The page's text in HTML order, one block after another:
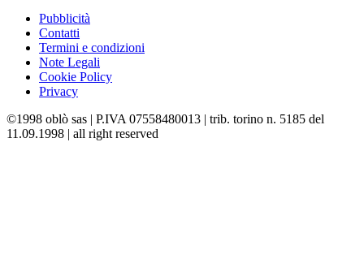
Pubblicità
Contatti
Termini e condizioni
Note Legali
Cookie Policy
Privacy
©1998 oblò sas | P.IVA 07558480013 | trib. torino n. 5185 del
11.09.1998 | all right reserved